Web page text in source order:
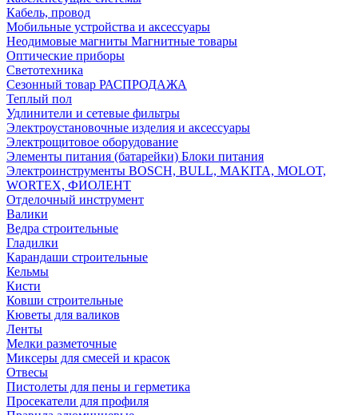
Кабель, провод
Мобильные устройства и аксессуары
Неодимовые магниты Магнитные товары
Оптические приборы
Светотехника
Сезонный товар РАСПРОДАЖА
Теплый пол
Удлинители и сетевые фильтры
Электроустановочные изделия и аксессуары
Электрощитовое оборудование
Элементы питания (батарейки) Блоки питания
Электроинструменты BOSCH, BULL, MAKITA, MOLOT,
WORTEX, ФИОЛЕНТ
Отделочный инструмент
Валики
Ведра строительные
Гладилки
Карандаши строительные
Кельмы
Кисти
Ковши строительные
Кюветы для валиков
Ленты
Мелки разметочные
Миксеры для смесей и красок
Отвесы
Пистолеты для пены и герметика
Просекатели для профиля